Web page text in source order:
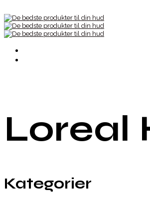
Loreal
Kategorier